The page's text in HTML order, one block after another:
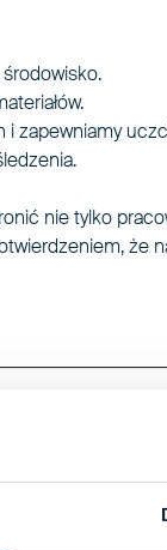
zapewniamy
nie tylko
że